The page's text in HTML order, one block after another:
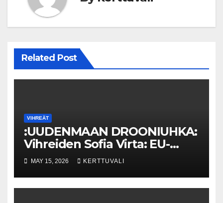
Related Post
VIHREÄT
:UUDENMAAN DROONIUHKA:
Vihreiden Sofia Virta: EU-
Alertin käyttöönottoa on
aikaistettava ja Venäjä-
sanktioita kiristettävä
MAY 15, 2026 KERTTUVALI